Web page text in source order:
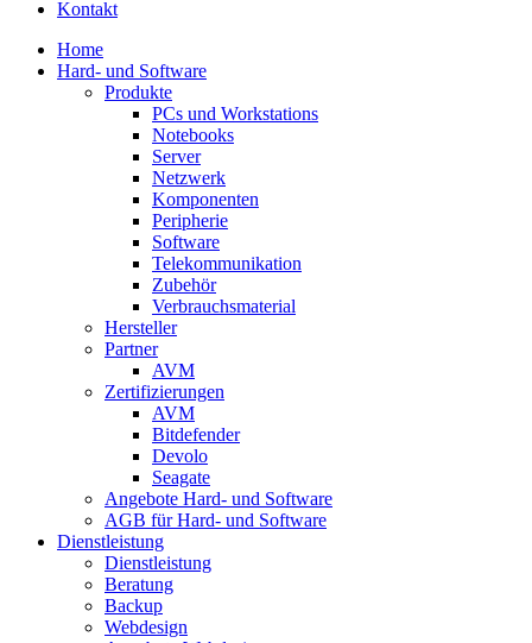
Kontakt
Home
Hard- und Software
Produkte
PCs und Workstations
Notebooks
Server
Netzwerk
Komponenten
Peripherie
Software
Telekommunikation
Zubehör
Verbrauchsmaterial
Hersteller
Partner
AVM
Zertifizierungen
AVM
Bitdefender
Devolo
Seagate
Angebote Hard- und Software
AGB für Hard- und Software
Dienstleistung
Dienstleistung
Beratung
Backup
Webdesign